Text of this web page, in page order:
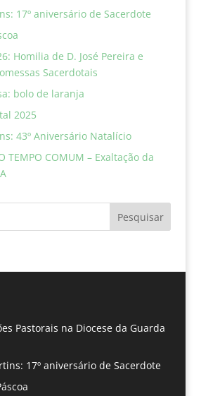
17º aniversário de Sacerdote
Homilia de D. José Pereira e
Sacerdotais
bolo de laranja
2025
43º Aniversário Natalício
TEMPO COMUM – Exaltação da
Pesquisar
Pastorais na Diocese da Guarda
17º aniversário de Sacerdote